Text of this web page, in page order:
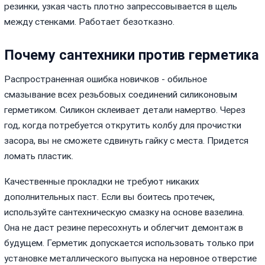
резинки, узкая часть плотно запрессовывается в щель
между стенками. Работает безотказно.
Почему сантехники против герметика
Распространенная ошибка новичков - обильное
смазывание всех резьбовых соединений силиконовым
герметиком. Силикон склеивает детали намертво. Через
год, когда потребуется открутить колбу для прочистки
засора, вы не сможете сдвинуть гайку с места. Придется
ломать пластик.
Качественные прокладки не требуют никаких
дополнительных паст. Если вы боитесь протечек,
используйте сантехническую смазку на основе вазелина.
Она не даст резине пересохнуть и облегчит демонтаж в
будущем. Герметик допускается использовать только при
установке металлического выпуска на неровное отверстие